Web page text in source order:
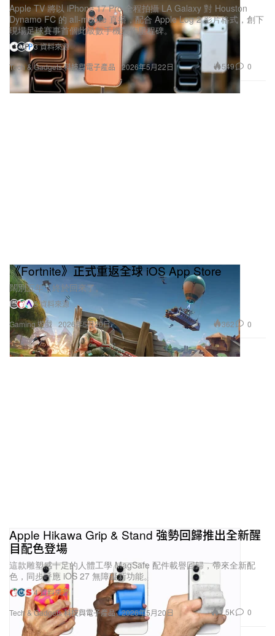
Tech & Gadgets 科技與電子產品
Apple TV 將以 iPhone 17 Pro 全程拍攝 LA Galaxy 對 Houston
Dynamo FC 的 all‑mobile 直播，配合 Apple Log 2 影片格式，創下
現場足球賽事首個此級數手機製作里程碑。
3 資料來源
2026年5月22日
549 0
Gaming 遊戲
《Fortnite》正式重返全球 iOS App Store
闊別五年，終於回來了。
5 資料來源
2026年5月20日
362 0
Tech & Gadgets 科技與電子產品
Apple Hikawa Grip & Stand 強勢回歸推出全新醒
目配色登場
這款雕塑感十足的人體工學 MagSafe 配件載譽回歸，帶來全新配
色，同步呼應 iOS 27 無障礙新功能。
4 資料來源
2026年5月20日
1.5K 0